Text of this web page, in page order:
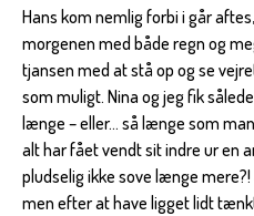
Hans kom nemlig forbi i går
morgenen med både regn og
tjansen med at stå op og se
som muligt. Nina og jeg fik
længe – eller… så længe som
alt har fået vendt sit indre ur en
pludselig ikke sove længe
men efter at have ligget lidt